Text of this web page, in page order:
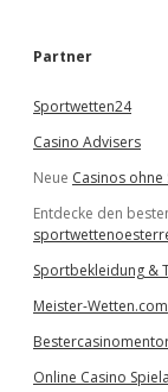
e
Partner
Sportwetten24
Casino Advisers
Neue Casinos
Entdecke den
Sportbekleidung &
Meister-Wetten.com
Online Casino